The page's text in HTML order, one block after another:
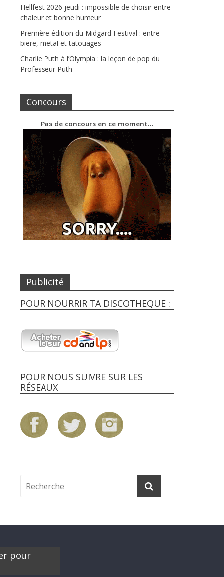
Hellfest 2026 jeudi : impossible de choisir entre
chaleur et bonne humeur
Première édition du Midgard Festival : entre
bière, métal et tatouages
Charlie Puth à l’Olympia : la leçon de pop du
Professeur Puth
Concours
Pas de concours en ce moment…
Publicité
POUR NOURRIR TA DISCOTHEQUE :
POUR NOUS SUIVRE SUR LES
RÉSEAUX
pour